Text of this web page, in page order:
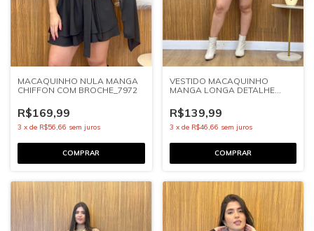
MACAQUINHO NULA MANGA
CHIFFON COM BROCHE_7972
R$169,99
3 x de R$56,66 sem juros
COMPRAR
VESTIDO MACAQUINHO
MANGA LONGA DETALHE
R$139,99
3 x de R$46,66 sem juros
COMPRAR